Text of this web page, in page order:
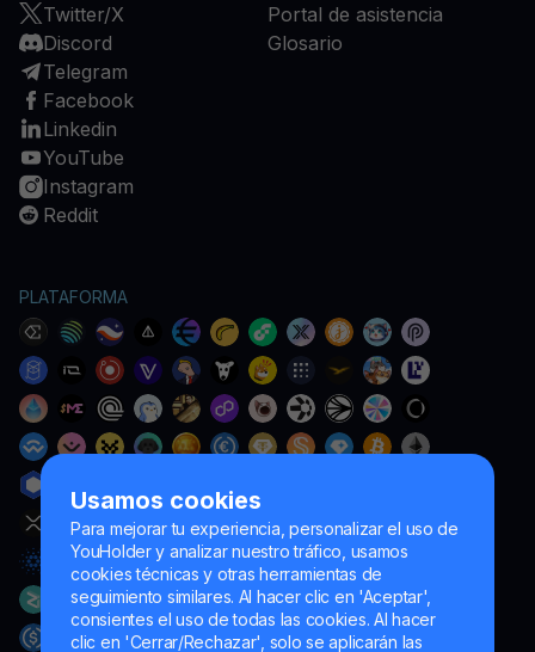
Usamos cookies
Para mejorar tu experiencia, personalizar el uso de
YouHolder y analizar nuestro tráfico, usamos
cookies técnicas y otras herramientas de
seguimiento similares. Al hacer clic en 'Aceptar',
consientes el uso de todas las cookies. Al hacer
clic en 'Cerrar/Rechazar', solo se aplicarán las
Twitter/X
Discord
Telegram
Facebook
Linkedin
YouTube
Instagram
Reddit
Portal de asistencia
Glosario
PLATAFORMA